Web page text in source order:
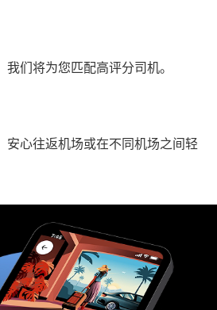
们将为您匹配高评分司机。
安心往返机场或在不同机场之间轻